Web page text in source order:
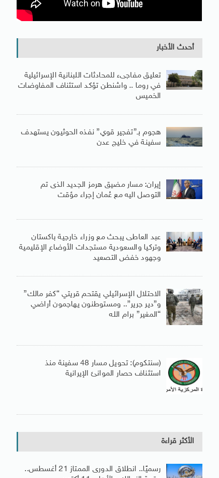
أحدث الأخبار
تعليق مفاجىء للمحادثات اللبنانية الإسرائيلية
في روما .. واشنطن تؤكد استئناف المفاوضات
الخميس
هجوم بـ”تفجير قوي” نفذه الحوثيون يستهدف
سفينة في خليج عدن
إيران: مسار مضيق هرمز الجديد الذى تم
التوصل اليه مع عُمان إجراء مؤقت
عبد العاطى يبحث مع وزراء خارجية باكستان
وتركيا والسعودية مستجدات الأوضاع الإقليمية
وجهود خفض التصعيد
الاحتلال الإسرائيلي يقتحم قريتي “كفر مالك”
و”دير جرير”.. ومستوطنون يهاجمون أراضي
“المغير” برام الله
(سنتكوم): تحويل مسار 48 سفينة منذ
استئناف حصار الموانئ الإيرانية
الأكثر قراءة
رسميًا.. انطلاق الدورى الممتاز 21 أغسطس..